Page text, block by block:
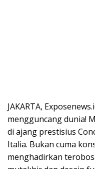
JAKARTA,
mengguncang dunia!
di ajang prestisius
Italia. Bukan cuma
menghadirkan